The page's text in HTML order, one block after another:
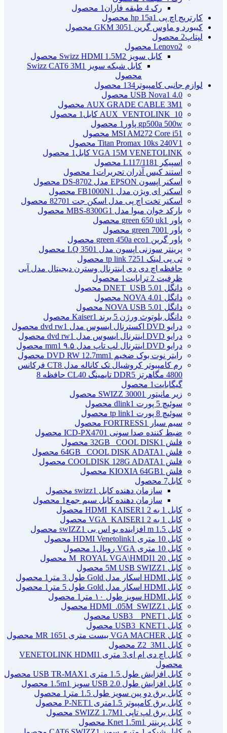
رک 4 طبقه فاران
1 محصول
کارتریج اچ پی hp 15a 1 محصول
کیبورد و ماوس گرین GKM 305 1 محصول
لپتاپ2 محصول
Lenovo2 محصول
کابل سویز Swizz HDMI 1.5M 2 محصول
کابل شبکه سویز Swizz CAT6 3M
1
محصول
لوازم جانبی کامپیوتر 134 محصول
4.0 USB Nova 1 محصول
AUX GRADE CABLE 3M1 محصول
AUX_VENTOLINK_10 کابل
1 محصول
gp500a 500w پاور
1 محصول
MSI AM272 Core i51 محصول
Titan Promax 10ks 240V1 محصول
VGA 15M VENETOLINK کابل
1 محصول
اسپیکر L117/118
1 محصول
استند کیس آذران تحریرات 1 محصول
اسکنر اپسون EPSON مدل DS-870
2 محصول
اسکنر ای ویژن مدل FB1000N 1 محصول
اسکنر تخت اچ پی مدل اسکن جت 8270 1 محصول
بارکد خوان میوا مدل MBS-8300G 1 محصول
پاور green 650 uk
1 محصول
پاور green 700
1 محصول
پاور گرین green 450a eco 1 محصول
پرینتر سوزنی اپسون مدل LQ 350 1 محصول
تی پی لینک tp link 725 1 محصول
حافظه اچ دی دی اینترنال وسترن دیجیتال مدل آبی
ظرفیت 2 ترابایت
1 محصول
دانگل DNET_USB 5.0 1 محصول
دانگل NOVA 4.0 1 محصول
دانگل NOVA USB 5.0 1 محصول
دانگل بلوتوث ورژن 5 برند Kaiser
1 محصول
درایو DVD اکسترنال ایسوس مدل dvd rw
1 محصول
درایو DVD اینترنال ایسوس مدل dvd rw
1 محصول
درایو DVD اینترنال لپ تاپ مدل ۹.۵ mm
1 محصول
رایتر نوت بوک ضخیم DVD RW 12.7mm 1 محصول
رم کامپیوتر کروشیال تک کاناله مدل CT8 فرکانس
4800 مگاهرتز DDR5 تایمینگ CL40 حافظه 8
گیگابایت 1 محصول
زیر مانیتور SWIZZ 3000
1 محصول
سوئیچ 5 پورت dlink
1 محصول
سوئیچ 8 پورت tp link
1 محصول
سیم سیار FORTRESS
1 محصول
ضبط کننده صدا سونی ICD-PX470 1 محصول
فلش 32GB _COOL DISK 1 محصول
فلش 64GB _COOL DISK ADATA 1 محصول
فلش COOLDISK 128G ADATA 1 محصول
فلش KIOXIA 64GB 1 محصول
کابل7 محصول
سازمان دهنده کابل swizz 1 محصول
سازمان دهنده کابل سیم جمع 1 محصول
کابل 1 به 2 HDMI_KAISER
1 محصول
کابل 1 به 2 VGA_KAISER
1 محصول
کابل 1.5 m افزاینده یو اس بی swIZZ
1 محصول
کابل 10 متری HDMI Venetolink
1 محصول
کابل 10 متری VGA رویال
1 محصول
کابل 20 M_ROYAL VGA\HMDI
1 محصول
کابل 5M USB SWIZZ 1 محصول
کابل HDMI اسکار مدل Gold طول 3 متر
1 محصول
کابل HDMI اسکار مدل Gold طول 5 متر
1 محصول
کابل HDMI سویز طول ۱۰ متر
1 محصول
کابل HDMI_.05M_SWIZZ 1 محصول
کابل USB3 _ PNET 1 محصول
کابل USB3_KNET 1 محصول
کابل VGA MACHER بیست متری MR 165
1 محصول
کابل Z2_3M 1 محصول
کابل اچ دی ام ای3 متری VENETOLINK HDMI
1
محصول
کابل افزایش طول 1.5 متری USB TR-MAX
1 محصول
کابل افزایش طول USB 2.0 سویز 1.5m
1 محصول
کابل برق دو پین سویز طول 1.5 متر
1 محصول
کابل برق کامپیوتر 1.5ﻣﺘﺮی P-NET
1 محصول
کابل برق لپ تاپی SWIZZ 1.7M 1 محصول
کابل پرینتر Knet 1.5m
1 محصول